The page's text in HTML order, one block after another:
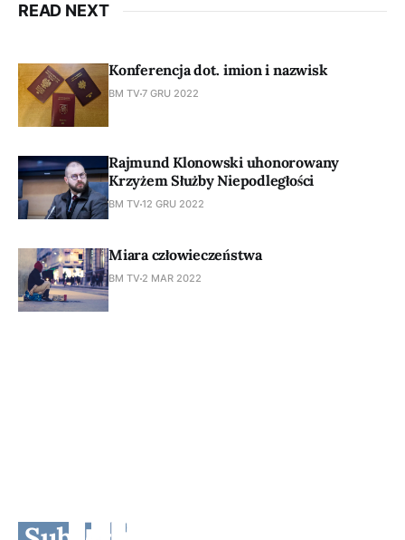
READ NEXT
Konferencja dot. imion i nazwisk
BM TV7 GRU 2022
Rajmund Klonowski uhonorowany
Krzyżem Służby Niepodległości
BM TV12 GRU 2022
Miara człowieczeństwa
BM TV 2 MAR 2022